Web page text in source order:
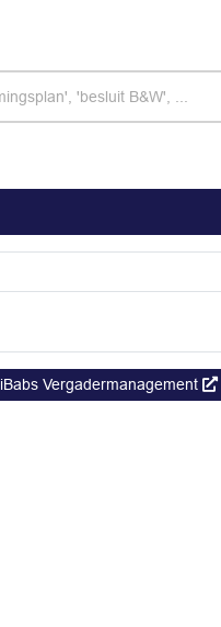
iBabs Vergadermanagement